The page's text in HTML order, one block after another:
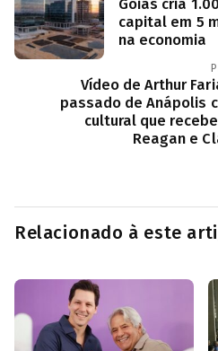
Goiás cria
capital em 5
na economia
Vídeo de Arthur
passado de Anápolis
cultural que
Reagan e
Relacionado à este